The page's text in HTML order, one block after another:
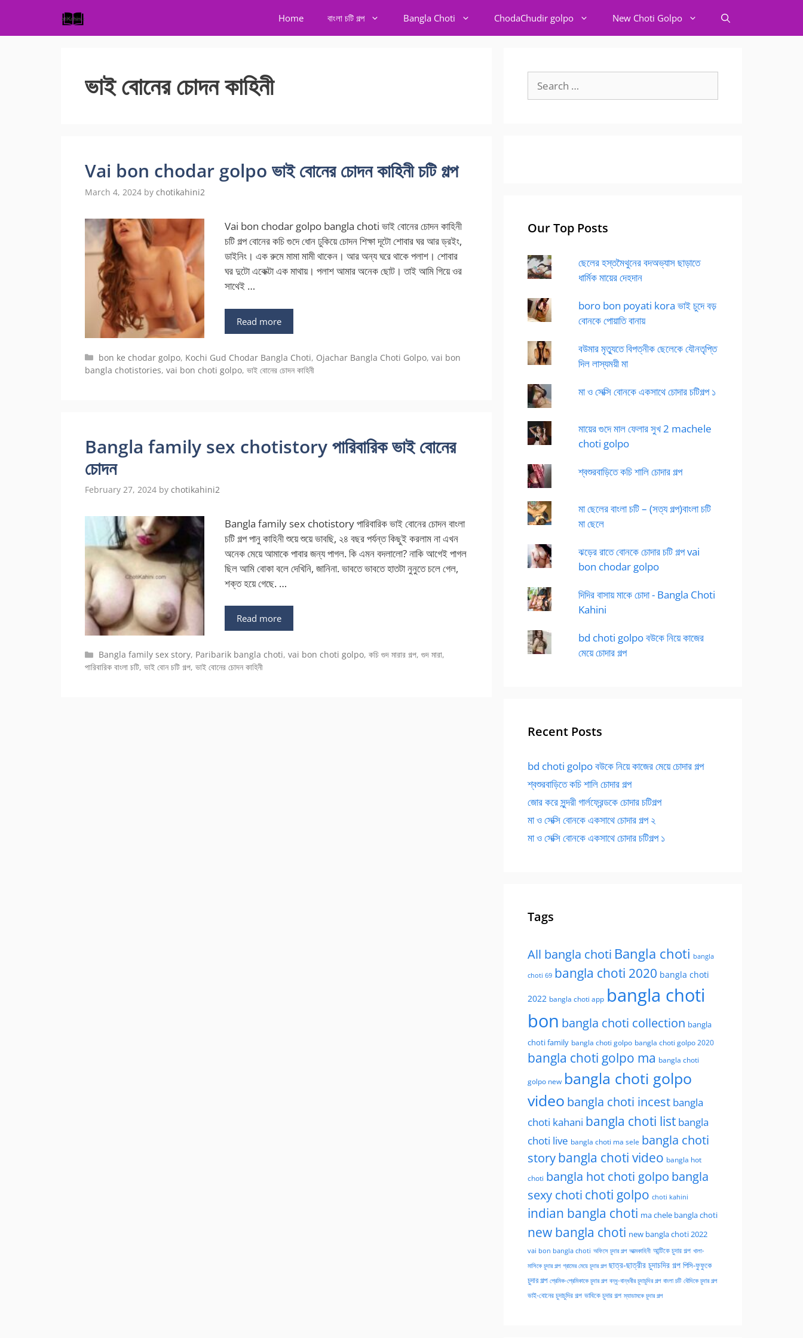
content
Home বাংলা চটি গল্প Bangla Choti ChodaChudir golpo New Choti Golpo
ভাই বোনের চোদন কাহিনী
Vai bon chodar golpo ভাই বোনের চোদন কাহিনী চটি গল্প
March 4, 2024 by chotikahini2
Vai bon chodar golpo bangla choti ভাই বোনের চোদন কাহিনী
চটি গল্প বোনের কচি গুদে ধোন ঢুকিয়ে চোদন শিক্ষা দূটো শোবার ঘর আর ড্রইং,
ডাইনিং। এক রুমে মামা মামী থাকেন। আর অন্য ঘরে থাকে পলাশ। শোবার
ঘর দুটো একেক্টা এক মাথায়। পলাশ আমার অনেক ছোট। তাই আমি গিয়ে ওর
সাথেই …
Read more
Categories
bon ke chodar golpo, Kochi Gud Chodar Bangla Choti, Ojachar Bangla Choti Golpo,vai bon
bangla chotistories, vai bon choti golpo, ভাই বোনের চোদন কাহিনী
Bangla family sex chotistory পারিবারিক ভাই বোনের
চোদন
February 27, 2024 by chotikahini2
Bangla family sex chotistory পারিবারিক ভাই বোনের চোদন বাংলা
চটি গল্প পানু কাহিনী শুয়ে শুয়ে ভাবছি, ২৪ বছর পর্যন্ত কিছুই করলাম না এখন
অনেক মেয়ে আমাকে পাবার জন্য পাগল. কি এমন বদলালো? নাকি আগেই পাগল
ছিল আমি বোকা বলে দেখিনি, জানিনা. ভাবতে ভাবতে হাতটা নুনুতে চলে গেল,
শক্ত হয়ে গেছে. …
Read more
Categories
Bangla family sex story, Paribarik bangla choti,vai bon choti golpo,কচি গুদ মারার গল্প,গুদ মারা,
পারিবারিক বাংলা চটি, ভাই বোন চটি গল্প, ভাই বোনের চোদন কাহিনী
for:
Our Top Posts
ছেলের হস্তমৈথুনের বদঅভ্যাস ছাড়াতে
ধার্মিক মায়ের দেহদান
boro bon poyati kora ভাই চুদে বড়
বোনকে পোয়াতি বানায়
বউমার মৃত্যুতে বিপত্নীক ছেলেকে যৌনতৃপ্তি
দিল লাস্যময়ী মা
মা ও সেক্সি বোনকে একসাথে চোদার চটিগল্প ১
মায়ের গুদে মাল ফেলার সুখ 2 machele
choti golpo
শ্বশুরবাড়িতে কচি শালি চোদার গল্প
মা ছেলের বাংলা চটি – (সত্য গল্প)বাংলা চটি
মা ছেলে
ঝড়ের রাতে বোনকে চোদার চটি গল্প vai
bon chodar golpo
দিদির বাসায় মাকে চোদা - Bangla Choti
Kahini
bd choti golpo বউকে নিয়ে কাজের
মেয়ে চোদার গল্প
Recent Posts
bd choti golpo বউকে নিয়ে কাজের মেয়ে চোদার গল্প
শ্বশুরবাড়িতে কচি শালি চোদার গল্প
জোর করে সুন্দরী গার্লফ্রেন্ডকে চোদার চটিগল্প
মা ও সেক্সি বোনকে একসাথে চোদার গল্প ২
মা ও সেক্সি বোনকে একসাথে চোদার চটিগল্প ১
Tags
All bangla choti Bangla choti bangla
choti 69 bangla choti 2020 bangla choti
2022 bangla choti app bangla choti
bon bangla choti collection bangla
choti family bangla choti golpo bangla choti golpo 2020
bangla choti golpo ma bangla choti
golpo new bangla choti golpo
video bangla choti incest bangla
choti kahani bangla choti list bangla
choti live bangla choti ma sele bangla choti
storybangla choti video bangla hot
choti bangla hot choti golpo bangla
sexy choti choti golpo choti kahini
indian bangla choti ma chele bangla choti
new bangla choti new bangla choti 2022
vai bon bangla choti অফিসে চুদার গল্প আত্মকাহিনী আন্টিকে চুদার গল্প খালা-
মাসিকে চুদার গল্প গ্রামের মেয়ে চুদার গল্প ছাত্র-ছাত্রীর চুদাচদির গল্প পিসি-ফুফুকে
চুদার গল্প প্রেমিক-প্রেমিকাকে চুদার গল্প বন্ধু-বান্ধবীর চুদাচুদির গল্প বাংলা চটি বৌদিকে চুদার গল্প
ভাই-বোনের চুদাচুদির গল্প ভাবিকে চুদার গল্প ম্যাডামকে চুদার গল্প